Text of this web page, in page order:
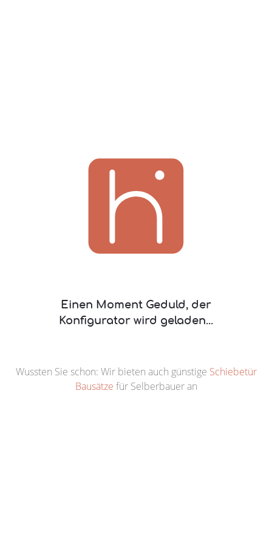
Einen Moment Geduld, der
Konfigurator wird geladen...
Wussten Sie schon: Wir bieten auch günstige Schiebetür
Bausätze für Selberbauer an